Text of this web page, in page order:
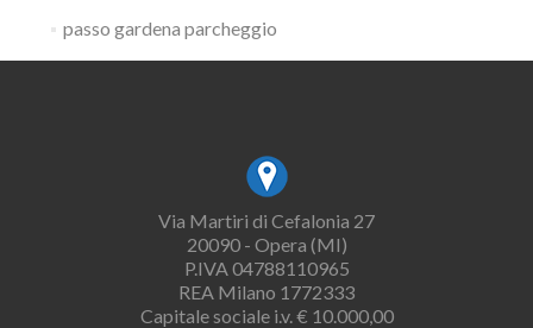
passo gardena parcheggio
Via Martiri di Cefalonia 27
20090 - Opera (MI)
P.IVA 04788110965
REA Milano 1772333
Capitale sociale i.v. € 10.000,00